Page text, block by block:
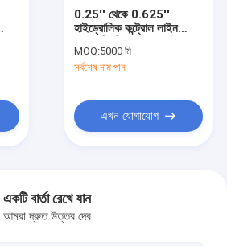
0.25'' থেকে 0.625''
হাইড্রোলিক কন্ট্রোল লাইন
13Cr 825 2507
MOQ:5000 মি
সর্বশেষ দাম পান
এখন যোগাযোগ
একটি বার্তা রেখে যান
আমরা দ্রুত উত্তর দেব